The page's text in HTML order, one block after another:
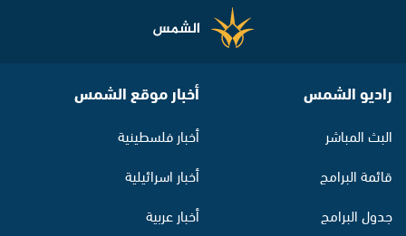
راديو الشمس
البث المباشر
قائمة البرامج
جدول البرامج
أخبار موقع الشمس
أخبار فلسطينية
أخبار اسرائيلية
أخبار عربية